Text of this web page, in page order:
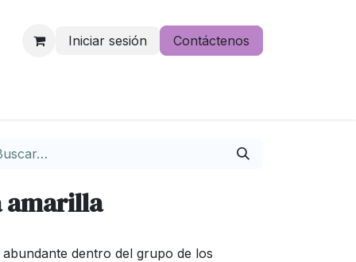
Iniciar sesión Contáctenos
amarilla
dentro del grupo de los